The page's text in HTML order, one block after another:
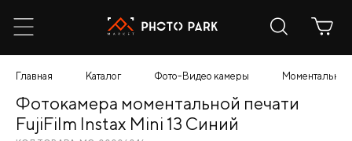
Главная Каталог Фото-Видео камеры Моментальной
Фотокамера моментальной печати
FujiFilm Instax Mini 13 Синий